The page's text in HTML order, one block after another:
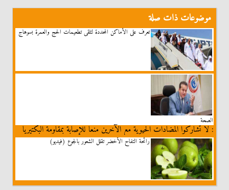
موضوعات ذات صلة
تعرف على الأماكن المحددة لتلقى تطعيمات الحج والعمرة بسوهاج
الصحة
: لا تشاركوا المضادات الحيوية مع الآخرين منعا للإصابة بمقاومة البكتيريا
رائحة التفاح الأخضر تقلل الشعور بالجوع (فيديو)